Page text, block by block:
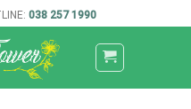
038 257 1990